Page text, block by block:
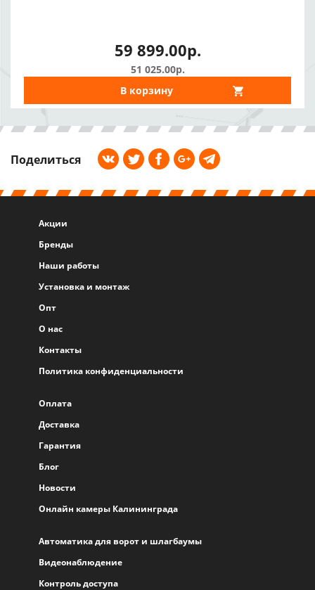
59 899.00р.
51 025.00р.
В корзину
Поделиться
Акции
Бренды
Наши работы
Установка и монтаж
Опт
О нас
Контакты
Политика конфиденциальности
Оплата
Доставка
Гарантия
Блог
Новости
Онлайн камеры Калининграда
Автоматика для ворот и шлагбаумы
Видеонаблюдение
Контроль доступа